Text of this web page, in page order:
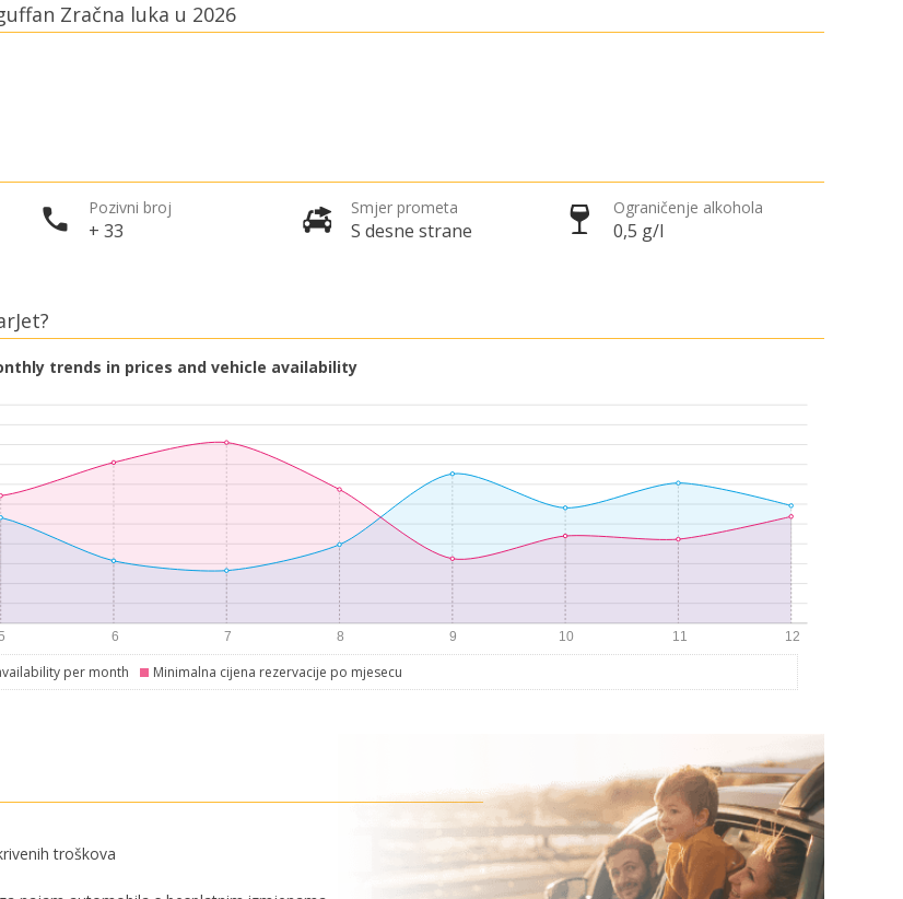
Zračna luka u 2026
Pozivni broj
+ 33
Smjer prometa
S desne strane
Ograničenje alkohola
0,5 g/l
trends in prices and vehicle availability
per month Minimalna cijena rezervacije po mjesecu
troškova